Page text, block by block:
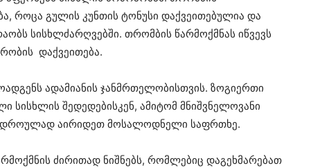
როცა გულის კუნთის ტონუსი დაქვეითებულია და
სისხლძარღვებში. თრომბის წარმოქმნას იწვევს
დაქვეითება.
ადამიანის ჯანმრთელობისთვის. ზოგიერთი
სისხლის შედედებისკენ, ამიტომ მნიშვნელოვანი
დროულად აირიდეთ მოსალოდნელი საფრთხე.
ძირითად ნიშნებს, რომლებიც დაგეხმარებათ